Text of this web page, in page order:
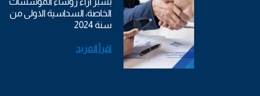
الخاصة، السداسية الاولى من
سنة 2024
اقرأ المزيد